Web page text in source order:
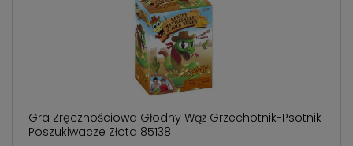
Gra Zręcznościowa Głodny Wąż Grzechotnik-Psotnik
Poszukiwacze Złota 85138
786 498.